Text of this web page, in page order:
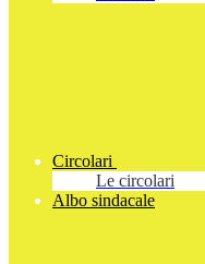
Circolari
Le circolari
Albo sindacale